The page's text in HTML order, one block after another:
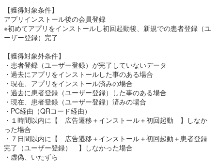
【獲得対象条件】
アプリインストール後の会員登録
※初めてアプリをインストールし初回起動後、新規での患者登録（ユ
ーザー登録）完了
【獲得対象外条件】
・患者登録（ユーザー登録）が完了していないデータ
・過去にアプリをインストールした事のある場合
・現在、アプリをインストール済みの場合
・過去に患者登録（ユーザー登録）した事のある場合
・現在、患者登録（ユーザー登録）済みの場合
・PC経由（QRコード経由）
・１時間以内に【 広告遷移＋インストール＋初回起動 】しなか
った場合
・７日間以内に【 広告遷移＋インストール＋初回起動＋患者登録
完了（ユーザー登録） 】しなかった場合
・虚偽、いたずら